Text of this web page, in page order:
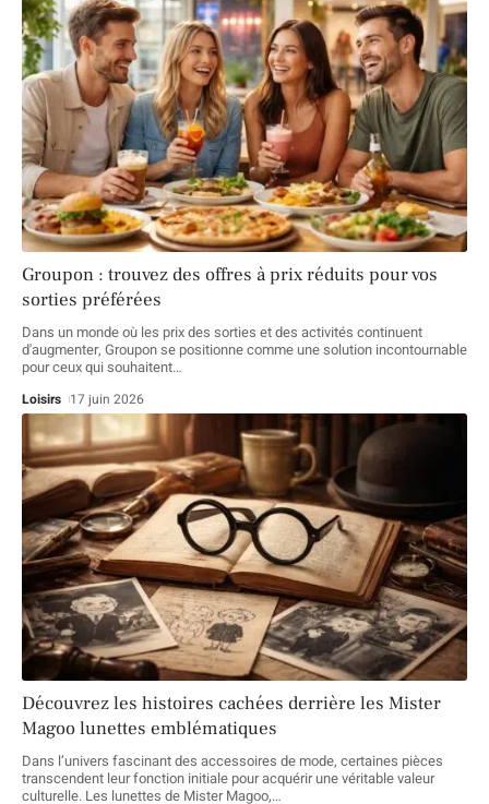
Groupon : trouvez des offres à prix réduits pour vos
sorties préférées
Dans un monde où les prix des sorties et des activités continuent
d'augmenter, Groupon se positionne comme une solution incontournable
pour ceux qui souhaitent…
Loisirs 17 juin 2026
Découvrez les histoires cachées derrière les Mister
Magoo lunettes emblématiques
Dans l’univers fascinant des accessoires de mode, certaines pièces
transcendent leur fonction initiale pour acquérir une véritable valeur
culturelle. Les lunettes de Mister Magoo,…